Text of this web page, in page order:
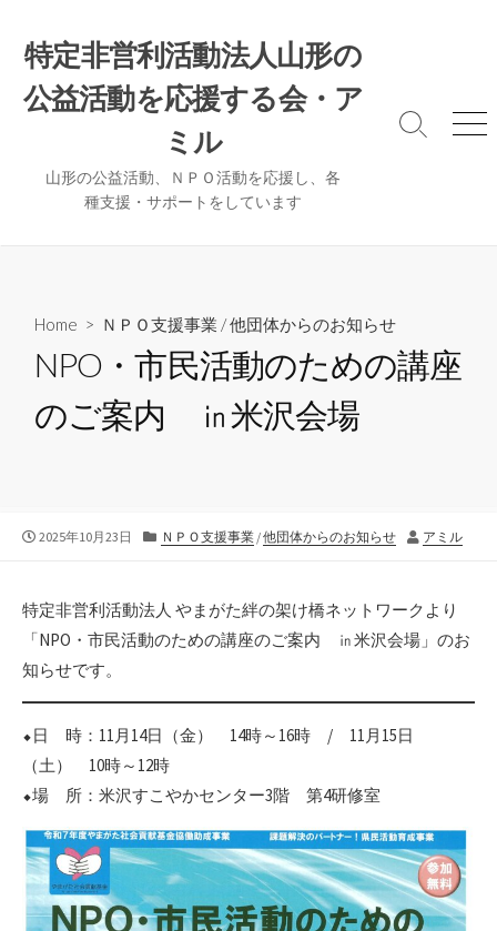
特定非営利活動法人山形の
公益活動を応援する会・ア
ミル
山形の公益活動、ＮＰＯ活動を応援し、各
種支援・サポートをしています
検
メ
Home > ＮＰＯ支援事業 /他団体からのお知らせ
NPO・市民活動のための講座
のご案内 ㏌米沢会場
公
2025年10月23日
カ
リ
ー
ＮＰＯ支援事業/他団体からのお知らせ
作
アミル
特定非営利活動法人 やまがた絆の架け橋ネットワークより
「NPO・市民活動のための講座のご案内 ㏌米沢会場」のお
知らせです。
⬥日 時：11月14日（金） 14時～16時 / 11月15日
（土） 10時～12時
⬥場 所：米沢すこやかセンター3階 第4研修室